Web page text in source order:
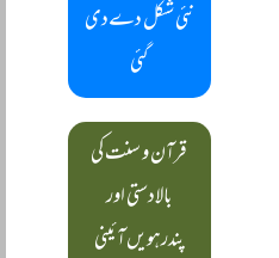
نئی شکل دےدی
گئی
قرآن و سنت کی
بالادستی اور
پندرہویں آئینی